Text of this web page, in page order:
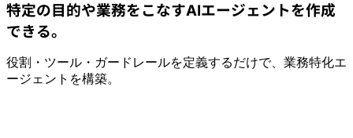
特定の目的や業務をこなすAIエージェントを作成
できる。
役割・ツール・ガードレールを定義するだけで、業務特化エ
ージェントを構築。